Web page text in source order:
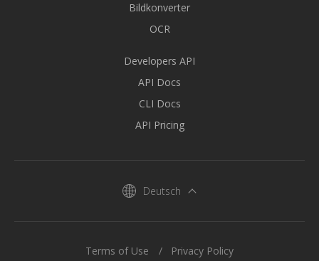
Bildkonverter
OCR
Developers API
API Docs
CLI Docs
API Pricing
Deutsch
Terms of Use Privacy Policy